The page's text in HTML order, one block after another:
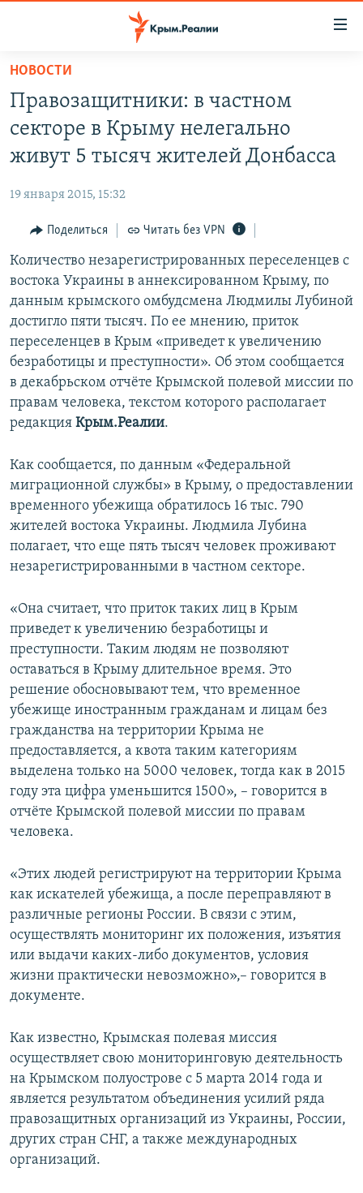
Вернуться
основному
содержанию
главной
навигации
Вернутся
поиску
СПЕЦПРОЕКТЫ
11 ЛЕТ ОККУПАЦИИ КРЫМА. 11 ИСТОРИЙ СОПРОТИВЛЕНИЯ
ЕЩЕ
ИНТЕРАКТИВ
ИНФОГРАФИКА
ТЕЛЕПРОЕКТ КРЫМ.РЕАЛИИ
СОВЕТЫ ПРАВОЗАЩИТНИКОВ
ПРОПАВШИЕ БЕЗ ВЕСТИ
ПОБЕДИТЕЛЕЙ НЕ СУДЯТ?
КРЫМ.НЕПОКОРЕННЫЙ
УКРАИНСКАЯ ПРОБЛЕМА КРЫМА
РАДІО СВОБОДА
КАК ОБОЙТИ БЛОКИРОВКУ
Українською
ПРИСОЕДИНЯЙТЕСЬ!
Все сайты RFE/RL
НОВОСТИ
Правозащитники: в частном
секторе в Крыму нелегально
живут 5 тысяч жителей Донбасса
19 января 2015, 15:32
Поделиться Читать без VPN
Количество незарегистрированных переселенцев с
востока Украины в аннексированном Крыму, по
данным крымского омбудсмена Людмилы Лубиной
достигло пяти тысяч. По ее мнению, приток
переселенцев в Крым «приведет к увеличению
безработицы и преступности». Об этом сообщается
в декабрьском отчёте Крымской полевой миссии по
правам человека, текстом которого располагает
редакция Крым.Реалии.
Как сообщается, по данным «Федеральной
миграционной службы» в Крыму, о предоставлении
временного убежища обратилось 16 тыс. 790
жителей востока Украины. Людмила Лубина
полагает, что еще пять тысяч человек проживают
незарегистрированными в частном секторе.
«Она считает, что приток таких лиц в Крым
приведет к увеличению безработицы и
преступности. Таким людям не позволяют
оставаться в Крыму длительное время. Это
решение обосновывают тем, что временное
убежище иностранным гражданам и лицам без
гражданства на территории Крыма не
предоставляется, а квота таким категориям
выделена только на 5000 человек, тогда как в 2015
году эта цифра уменьшится 1500», – говорится в
отчёте Крымской полевой миссии по правам
человека.
«Этих людей регистрируют на территории Крыма
как искателей убежища, а после переправляют в
различные регионы России. В связи с этим,
осуществлять мониторинг их положения, изъятия
или выдачи каких-либо документов, условия
жизни практически невозможно»,– говорится в
документе.
Как известно, Крымская полевая миссия
осуществляет свою мониторинговую деятельность
на Крымском полуострове с 5 марта 2014 года и
является результатом объединения усилий ряда
правозащитных организаций из Украины, России,
других стран СНГ, а также международных
организаций.